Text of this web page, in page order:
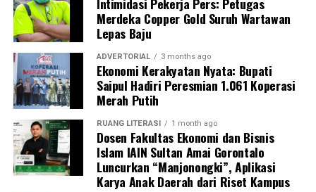
Merdeka Copper Gold Suruh Wartawan
Lepas Baju
ADVERTORIAL 3 months ago
Ekonomi Kerakyatan Nyata: Bupati
Saipul Hadiri Peresmian 1.061 Koperasi
Merah Putih
RUANG LITERASI 1 month ago
Dosen Fakultas Ekonomi dan Bisnis
Islam IAIN Sultan Amai Gorontalo
Luncurkan “Manjonongki”, Aplikasi
Karya Anak Daerah dari Riset Kampus